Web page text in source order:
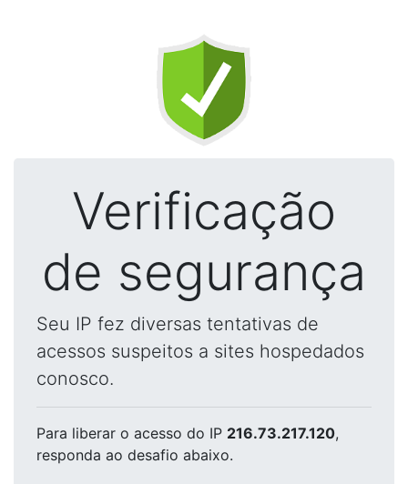
Verificação
de segurança
Seu IP fez diversas tentativas de
acessos suspeitos a sites hospedados
conosco.
Para liberar o acesso do IP 216.73.217.120,
responda ao desafio abaixo.